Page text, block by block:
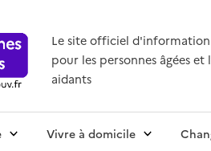
Le site officiel d'information
pour les personnes âgées et
aidants
Vivre à domicile